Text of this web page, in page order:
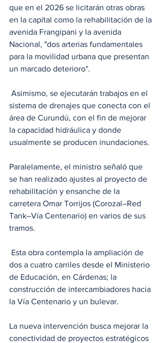
que en el 2026 se licitarán otras obras
en la capital como la rehabilitación de la
avenida Frangipani y la avenida
Nacional, "dos arterias fundamentales
para la movilidad urbana que presentan
un marcado deterioro".
sistema de drenajes que conecta con el
área de Curundú, con el fin de mejorar
la capacidad hidráulica y donde
usualmente se producen inundaciones.
Paralelamente, el ministro señaló que
se han realizado ajustes al proyecto de
rehabilitación y ensanche de la
carretera Omar Torrijos (Corozal–Red
Tank–Vía Centenario) en varios de sus
tramos.
dos a cuatro carriles desde el Ministerio
de Educación, en Cárdenas; la
construcción de intercambiadores hacia
la Vía Centenario y un bulevar.
La nueva intervención busca mejorar la
conectividad de proyectos estratégicos